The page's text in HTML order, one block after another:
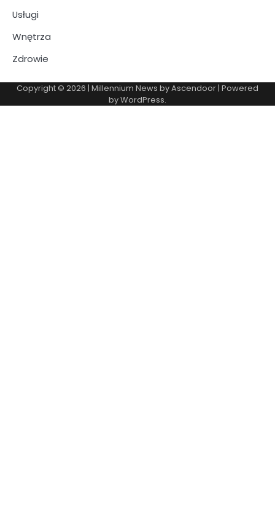
Usługi
Wnętrza
Zdrowie
Copyright © 2026 | Millennium News byAscendoor | Powered
byWordPress.